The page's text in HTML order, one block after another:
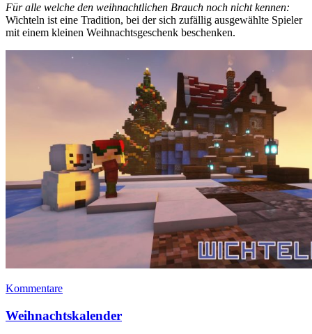
Für alle welche den weihnachtlichen Brauch noch nicht kennen:
Wichteln ist eine Tradition, bei der sich zufällig ausgewählte Spieler
mit einem kleinen Weihnachtsgeschenk beschenken.
Kommentare
Weihnachtskalender